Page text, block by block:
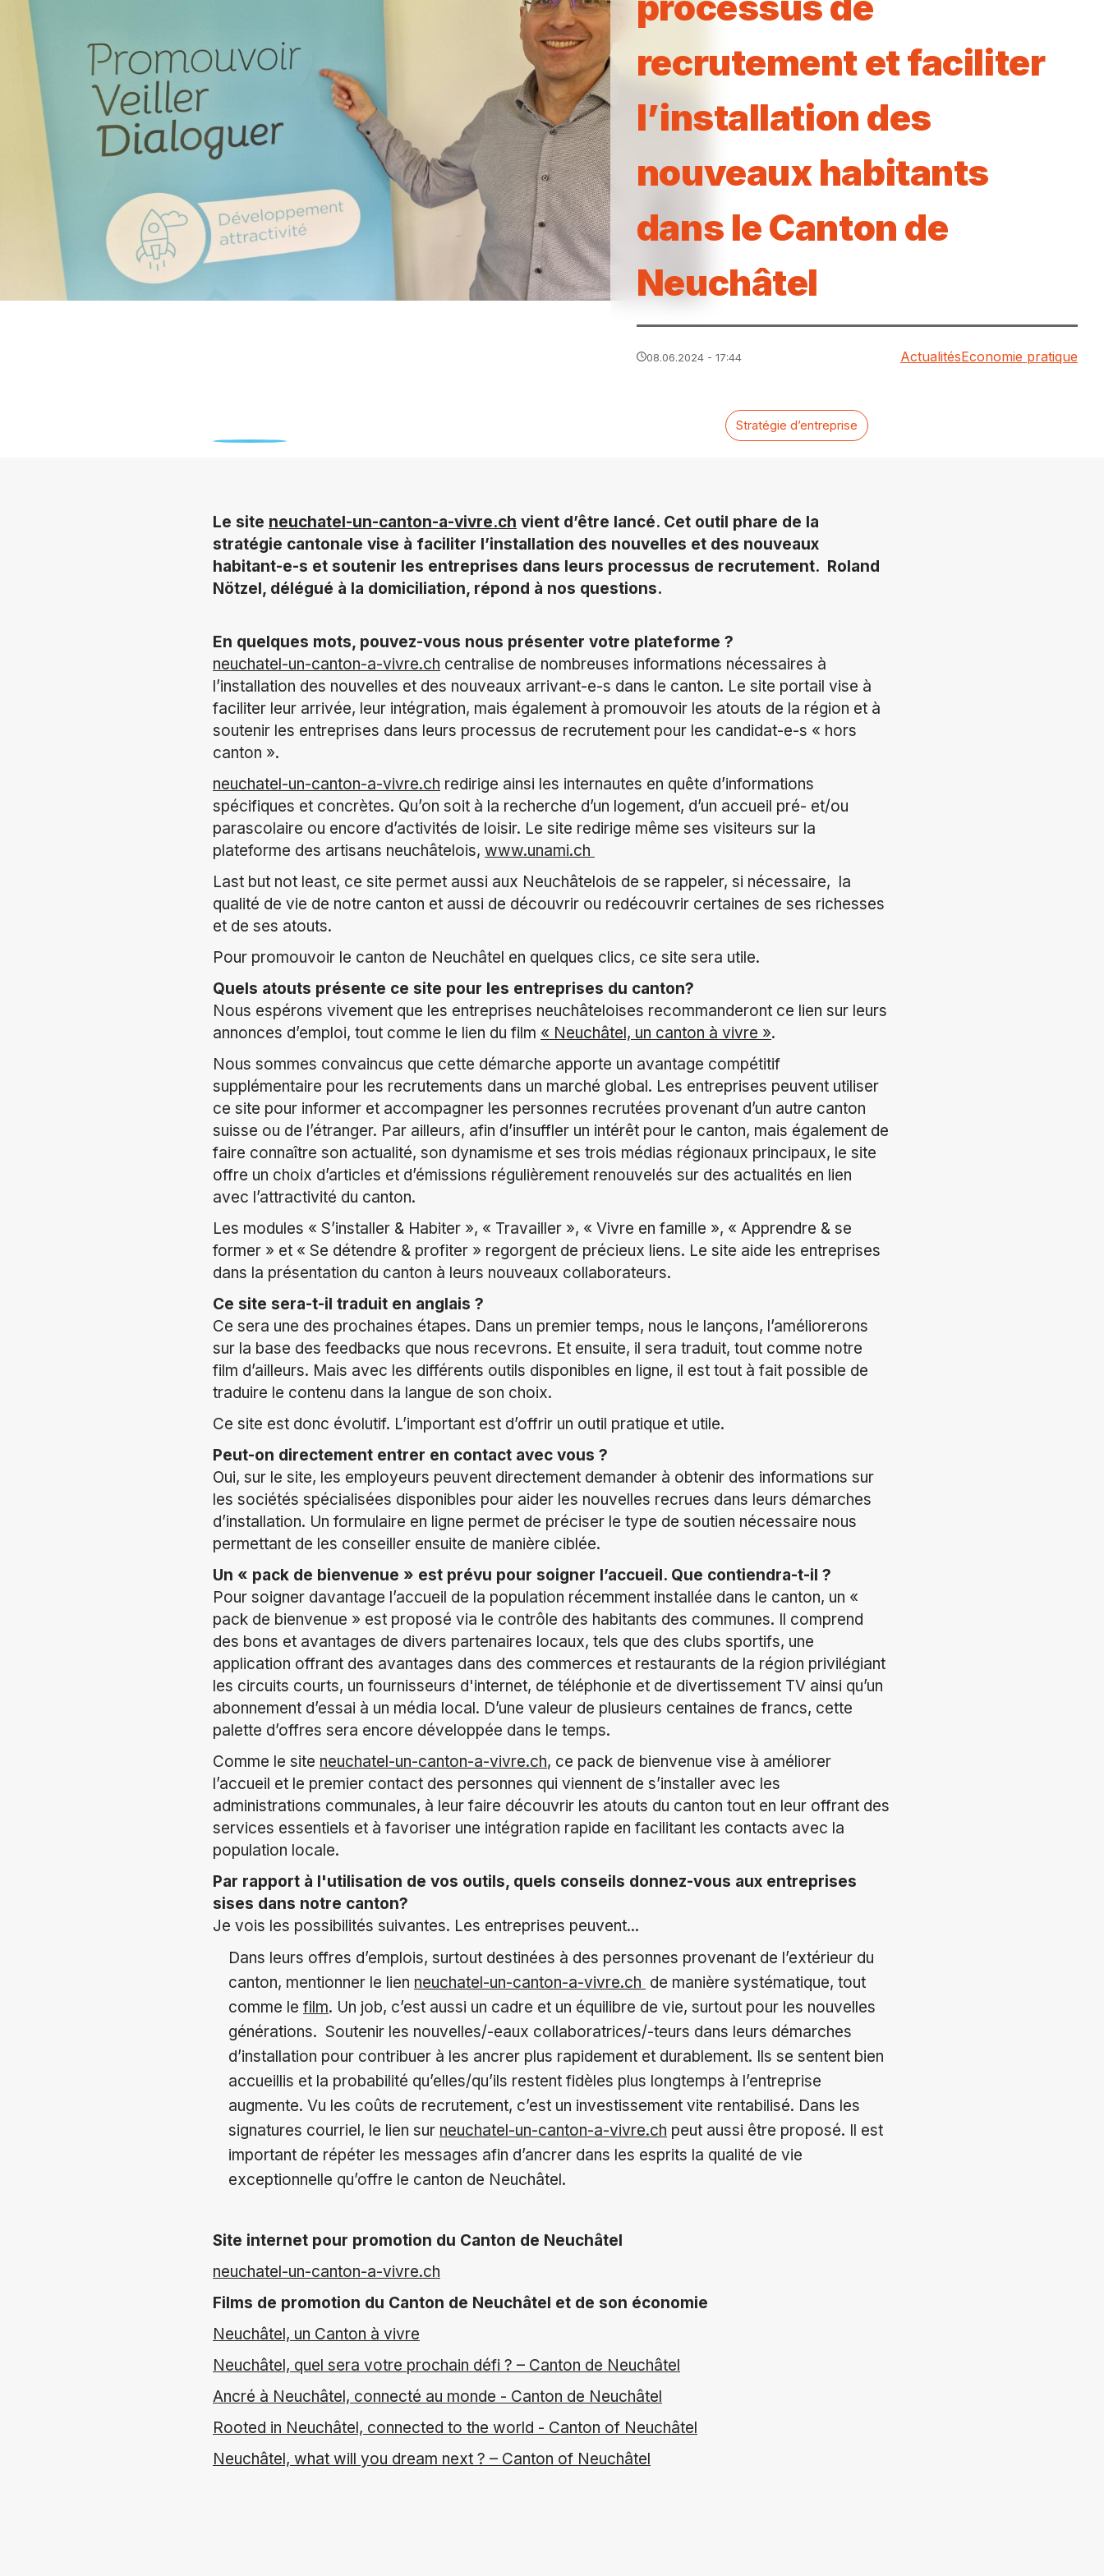
recrutement et faciliter
l’installation des
nouveaux habitants
dans le Canton de
Neuchâtel
08.06.2024 - 17:44 ActualitésEconomie pratique
Stratégie d’entreprise
Le site neuchatel-un-canton-a-vivre.ch vient d’être lancé. Cet outil phare de la
stratégie cantonale vise à faciliter l’installation des nouvelles et des nouveaux
habitant-e-s et soutenir les entreprises dans leurs processus de recrutement. Roland
Nötzel, délégué à la domiciliation, répond à nos questions.
En quelques mots, pouvez-vous nous présenter votre plateforme ?
neuchatel-un-canton-a-vivre.ch centralise de nombreuses informations nécessaires à
l’installation des nouvelles et des nouveaux arrivant-e-s dans le canton. Le site portail vise à
faciliter leur arrivée, leur intégration, mais également à promouvoir les atouts de la région et à
soutenir les entreprises dans leurs processus de recrutement pour les candidat-e-s « hors
canton ».
neuchatel-un-canton-a-vivre.ch redirige ainsi les internautes en quête d’informations
spécifiques et concrètes. Qu’on soit à la recherche d’un logement, d’un accueil pré- et/ou
parascolaire ou encore d’activités de loisir. Le site redirige même ses visiteurs sur la
plateforme des artisans neuchâtelois, www.unami.ch
Last but not least, ce site permet aussi aux Neuchâtelois de se rappeler, si nécessaire, la
qualité de vie de notre canton et aussi de découvrir ou redécouvrir certaines de ses richesses
et de ses atouts.
Pour promouvoir le canton de Neuchâtel en quelques clics, ce site sera utile.
Quels atouts présente ce site pour les entreprises du canton?
Nous espérons vivement que les entreprises neuchâteloises recommanderont ce lien sur leurs
annonces d’emploi, tout comme le lien du film « Neuchâtel, un canton à vivre ».
Nous sommes convaincus que cette démarche apporte un avantage compétitif
supplémentaire pour les recrutements dans un marché global. Les entreprises peuvent utiliser
ce site pour informer et accompagner les personnes recrutées provenant d’un autre canton
suisse ou de l’étranger. Par ailleurs, afin d’insuffler un intérêt pour le canton, mais également de
faire connaître son actualité, son dynamisme et ses trois médias régionaux principaux, le site
offre un choix d’articles et d’émissions régulièrement renouvelés sur des actualités en lien
avec l’attractivité du canton.
Les modules « S’installer & Habiter », « Travailler », « Vivre en famille », « Apprendre & se
former » et « Se détendre & profiter » regorgent de précieux liens. Le site aide les entreprises
dans la présentation du canton à leurs nouveaux collaborateurs.
Ce site sera-t-il traduit en anglais ?
Ce sera une des prochaines étapes. Dans un premier temps, nous le lançons, l’améliorerons
sur la base des feedbacks que nous recevrons. Et ensuite, il sera traduit, tout comme notre
film d’ailleurs. Mais avec les différents outils disponibles en ligne, il est tout à fait possible de
traduire le contenu dans la langue de son choix.
Ce site est donc évolutif. L’important est d’offrir un outil pratique et utile.
Peut-on directement entrer en contact avec vous ?
Oui, sur le site, les employeurs peuvent directement demander à obtenir des informations sur
les sociétés spécialisées disponibles pour aider les nouvelles recrues dans leurs démarches
d’installation. Un formulaire en ligne permet de préciser le type de soutien nécessaire nous
permettant de les conseiller ensuite de manière ciblée.
Un « pack de bienvenue » est prévu pour soigner l’accueil. Que contiendra-t-il ?
Pour soigner davantage l’accueil de la population récemment installée dans le canton, un «
pack de bienvenue » est proposé via le contrôle des habitants des communes. Il comprend
des bons et avantages de divers partenaires locaux, tels que des clubs sportifs, une
application offrant des avantages dans des commerces et restaurants de la région privilégiant
les circuits courts, un fournisseurs d'internet, de téléphonie et de divertissement TV ainsi qu’un
abonnement d’essai à un média local. D’une valeur de plusieurs centaines de francs, cette
palette d’offres sera encore développée dans le temps.
Comme le site neuchatel-un-canton-a-vivre.ch, ce pack de bienvenue vise à améliorer
l’accueil et le premier contact des personnes qui viennent de s’installer avec les
administrations communales, à leur faire découvrir les atouts du canton tout en leur offrant des
services essentiels et à favoriser une intégration rapide en facilitant les contacts avec la
population locale.
Par rapport à l'utilisation de vos outils, quels conseils donnez-vous aux entreprises
sises dans notre canton?
Je vois les possibilités suivantes. Les entreprises peuvent...
Dans leurs offres d’emplois, surtout destinées à des personnes provenant de l’extérieur du
canton, mentionner le lien neuchatel-un-canton-a-vivre.ch de manière systématique, tout
comme le film. Un job, c’est aussi un cadre et un équilibre de vie, surtout pour les nouvelles
générations. Soutenir les nouvelles/-eaux collaboratrices/-teurs dans leurs démarches
d’installation pour contribuer à les ancrer plus rapidement et durablement. Ils se sentent bien
accueillis et la probabilité qu’elles/qu’ils restent fidèles plus longtemps à l’entreprise
augmente. Vu les coûts de recrutement, c’est un investissement vite rentabilisé. Dans les
signatures courriel, le lien sur neuchatel-un-canton-a-vivre.ch peut aussi être proposé. Il est
important de répéter les messages afin d’ancrer dans les esprits la qualité de vie
exceptionnelle qu’offre le canton de Neuchâtel.
Site internet pour promotion du Canton de Neuchâtel
neuchatel-un-canton-a-vivre.ch
Films de promotion du Canton de Neuchâtel et de son économie
Neuchâtel, un Canton à vivre
Neuchâtel, quel sera votre prochain défi ? – Canton de Neuchâtel
Ancré à Neuchâtel, connecté au monde - Canton de Neuchâtel
Rooted in Neuchâtel, connected to the world - Canton of Neuchâtel
Neuchâtel, what will you dream next ? – Canton of Neuchâtel